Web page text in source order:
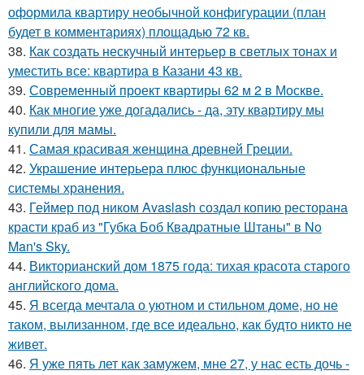
оформила квартиру необычной конфигурации (план
будет в комментариях) площадью 72 кв.
38. Как создать нескучный интерьер в светлых тонах и
уместить все: квартира в Казани 43 кв.
39. Современный проект квартиры 62 м 2 в Москве.
40. Как многие уже догадались - да, эту квартиру мы
купили для мамы.
41. Самая красивая женщина древней Греции.
42. Украшение интерьера плюс функциональные
системы хранения.
43. Геймер под ником Avaslash создал копию ресторана
красти краб из "Губка Боб Квадратные Штаны" в No
Man's Sky.
44. Викторианский дом 1875 года: тихая красота старого
английского дома.
45. Я всегда мечтала о уютном и стильном доме, но не
таком, вылизанном, где все идеально, как будто никто не
живет.
46. Я уже пять лет как замужем, мне 27, у нас есть дочь -